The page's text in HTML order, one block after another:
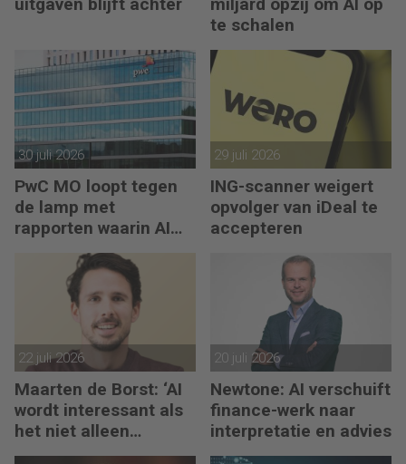
uitgaven blijft achter
miljard opzij om AI op
te schalen
30 juli 2026
PwC MO loopt tegen
de lamp met
rapporten waarin AI
erop los liegt
29 juli 2026
ING-scanner weigert
opvolger van iDeal te
accepteren
22 juli 2026
Maarten de Borst: ‘AI
wordt interessant als
het niet alleen
meedenkt, maar ook
20 juli 2026
Newtone: AI verschuift
finance-werk naar
interpretatie en advies